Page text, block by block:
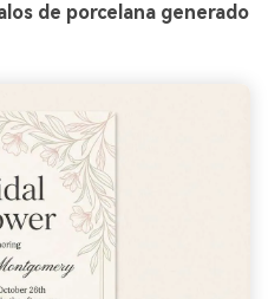
de porcelana generado